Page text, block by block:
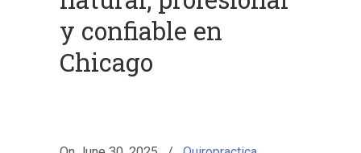
y confiable en
Chicago